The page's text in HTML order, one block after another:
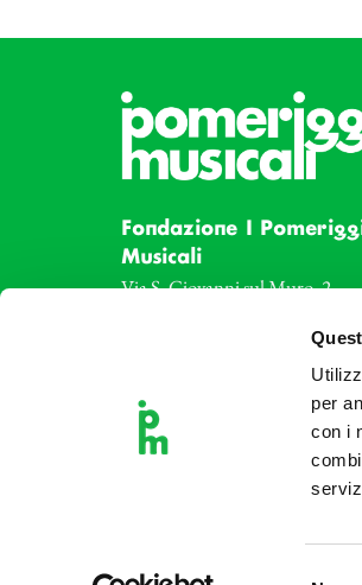
per
con i
Fondazione I
Musicali
Via S. Giovanni sul Muro, 2
Tel: +39 02 87905
Teatro Dal Verme
Via S. Giovanni sul Muro, 2